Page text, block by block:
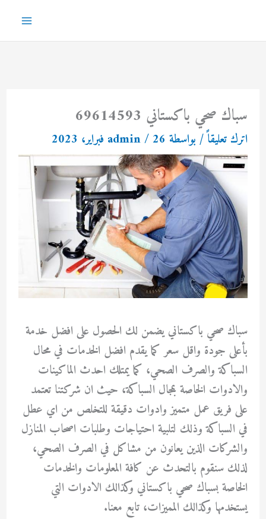
سباك صحي باكستاني 69614593
اترك تعليقاً / بواسطة admin/ 26 فبراير، 2023
سباك صحي باكستاني يضمن لك الحصول على افضل خدمة
بأعلى جودة واقل سعر كما يقدم افضل الخدمات في محال
السباكة والصرف الصحي، كما يمتلك احدث الماكينات
والادوات الخاصة بمجال السباكة، حيث ان شركتنا تعتمد
على فريق عمل متميز وادوات دقيقة للتخلص من اي عطل
في السباكة وذلك لتلبية احتياجات وطلبات اصحاب المنازل
والشركات الذين يعانون من مشاكل في الصرف الصحي،
لذلك سنقوم بالتحدث عن كافة المعلومات والخدمات
الخاصة بسباك صحي باكستاني وكذالك الادوات التي
يستخدمها وكذالك المميزات، تابع معنا.